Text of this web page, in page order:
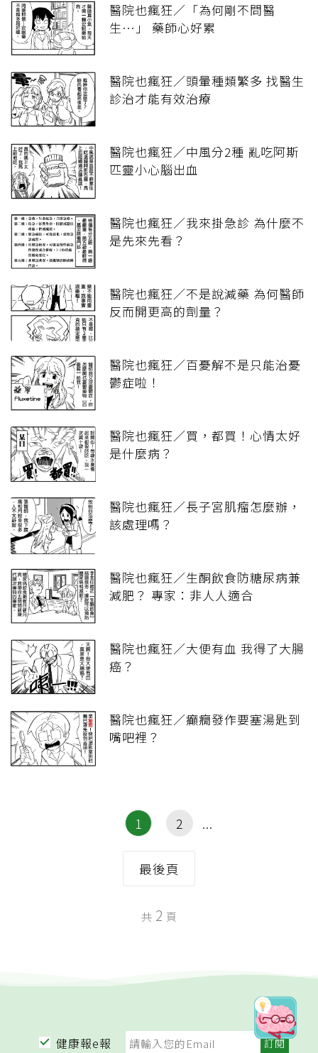
醫院也瘋狂／「為何剛不問醫
生…」 藥師心好累
醫院也瘋狂／頭暈種類繁多 找醫生
診治才能有效治療
醫院也瘋狂／中風分2種 亂吃阿斯
匹靈小心腦出血
醫院也瘋狂／我來掛急診 為什麼不
是先來先看？
醫院也瘋狂／不是說減藥 為何醫師
反而開更高的劑量？
醫院也瘋狂／百憂解不是只能治憂
鬱症啦！
醫院也瘋狂／買，都買！心情太好
是什麼病？
醫院也瘋狂／長子宮肌瘤怎麼辦，
該處理嗎？
醫院也瘋狂／生酮飲食防糖尿病兼
減肥？ 專家：非人人適合
醫院也瘋狂／大便有血 我得了大腸
癌？
醫院也瘋狂／癲癇發作要塞湯匙到
嘴吧裡？
1 2
最後頁
共 2 頁
健康報e報